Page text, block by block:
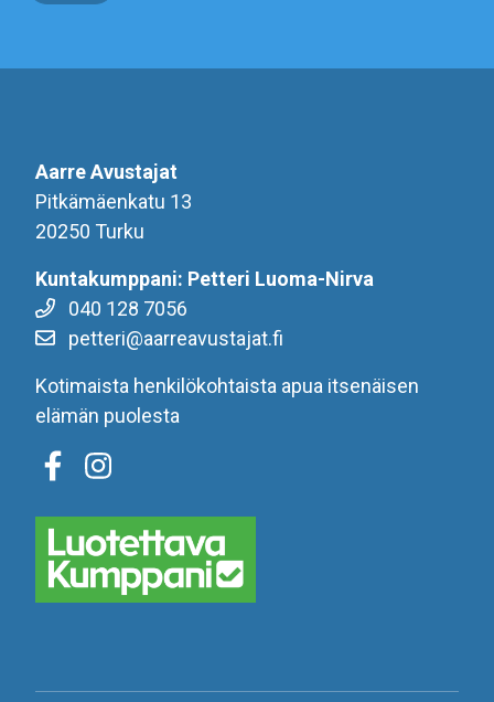
Aarre Avustajat
Pitkämäenkatu 13
20250 Turku
Kuntakumppani: Petteri Luoma-Nirva
040 128 7056
petteri@aarreavustajat.fi
Kotimaista henkilökohtaista apua itsenäisen
elämän puolesta